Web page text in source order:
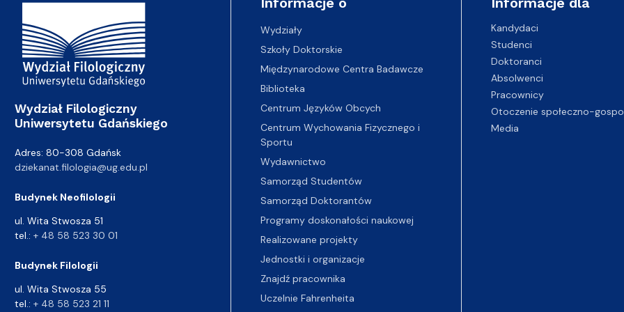
Wydział Filologiczny
Uniwersytetu Gdańskiego
Adres: 80-308 Gdańsk
dziekanat.filologia@ug.edu.pl
Budynek Neofilologii
ul. Wita Stwosza 51
tel.: + 48 58 523 30 01
Budynek Filologii
ul. Wita Stwosza 55
tel.: + 48 58 523 21 11
Wydziały
Szkoły Doktorskie
Międzynarodowe Centra Badawcze
Biblioteka
Centrum Języków Obcych
Centrum Wychowania Fizycznego i
Sportu
Wydawnictwo
Samorząd Studentów
Samorząd Doktorantów
Programy doskonałości naukowej
Realizowane projekty
Jednostki i organizacje
Znajdź pracownika
Uczelnie Fahrenheita
Kandydaci
Studenci
Doktoranci
Absolwenci
Pracownicy
Otoczenie społeczno-
Media